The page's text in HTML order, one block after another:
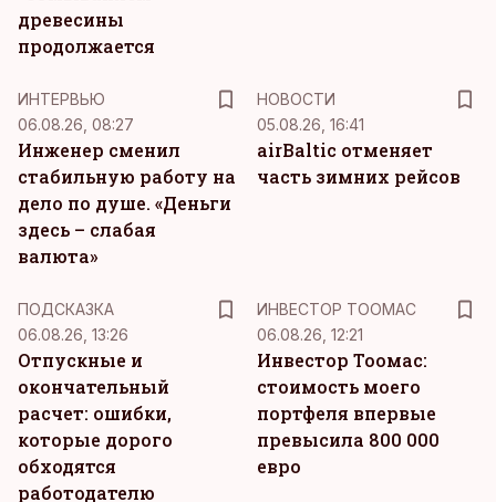
древесины
продолжается
ИНТЕРВЬЮ
06.08.26, 08:27
Инженер сменил
стабильную работу на
дело по душе. «Деньги
здесь – слабая
валюта»
НОВОСТИ
05.08.26, 16:41
airBaltic отменяет
часть зимних рейсов
ПОДСКАЗКА
06.08.26, 13:26
Отпускные и
окончательный
расчет: ошибки,
которые дорого
обходятся
работодателю
ИНВЕСТОР ТООМАС
06.08.26, 12:21
Инвестор Тоомас:
стоимость моего
портфеля впервые
превысила 800 000
евро